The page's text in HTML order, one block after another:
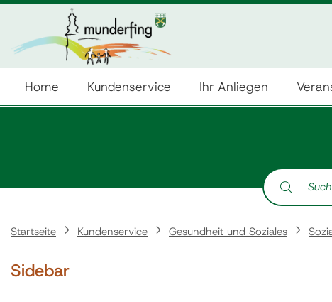
Home Kundenservice Ihr Anliegen
Suche nach:
Startseite Kundenservice Gesundheit und Soziales
Sidebar